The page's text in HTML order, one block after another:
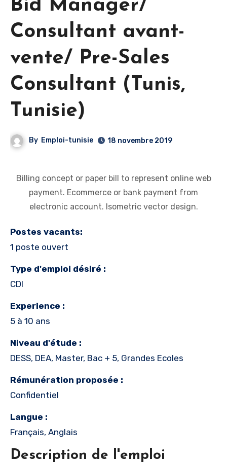
Bid Manager/
Consultant avant-
vente/ Pre-Sales
Consultant (Tunis,
Tunisie)
By Emploi-tunisie 18 novembre 2019
Billing concept or paper bill to represent online web
payment. Ecommerce or bank payment from
electronic account. Isometric vector design.
Postes vacants:
1 poste ouvert
Type d'emploi désiré :
CDI
Experience :
5 à 10 ans
Niveau d'étude :
DESS, DEA, Master, Bac + 5, Grandes Ecoles
Rémunération proposée :
Confidentiel
Langue :
Français, Anglais
Description de l'emploi